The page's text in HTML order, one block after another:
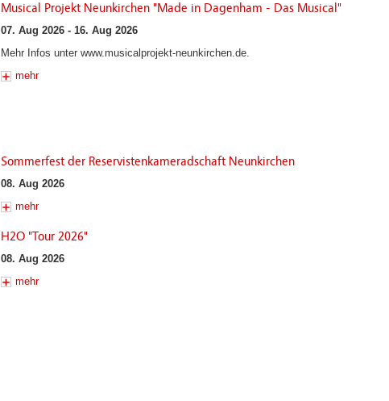
Musical Projekt Neunkirchen "Made in Dagenham - Das Musical"
07. Aug 2026 - 16. Aug 2026
Mehr Infos unter www.musicalprojekt-neunkirchen.de.
mehr
Sommerfest der Reservistenkameradschaft Neunkirchen
08. Aug 2026
mehr
H2O "Tour 2026"
08. Aug 2026
mehr